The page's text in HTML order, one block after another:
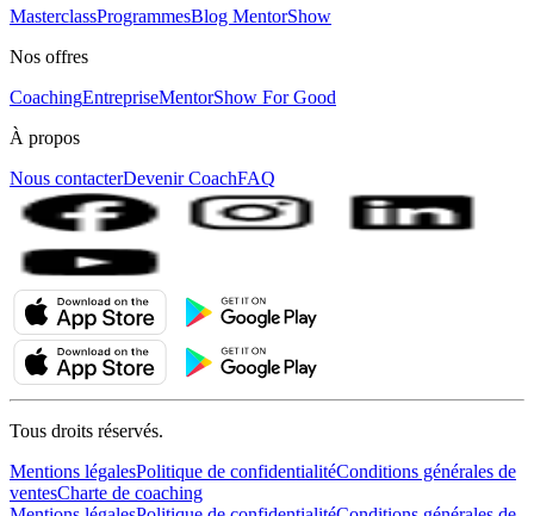
MasterclassProgrammesBlog MentorShow
Nos offres
CoachingEntrepriseMentorShow For Good
À propos
Nous contacterDevenir CoachFAQ
Tous droits réservés.
Mentions légalesPolitique de confidentialitéConditions générales de
ventesCharte de coaching